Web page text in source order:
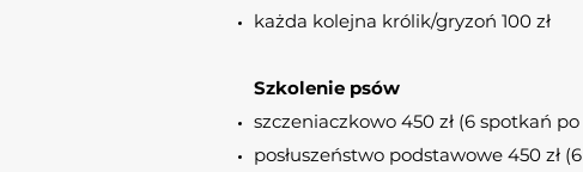
każda kolejna królik/gryzoń 100 zł
Szkolenie psów
szczeniaczkowo 450 zł (6 spotkań po
posłuszeństwo podstawowe 450 zł